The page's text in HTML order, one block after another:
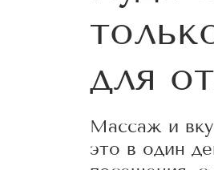
для
Массаж и
это в один